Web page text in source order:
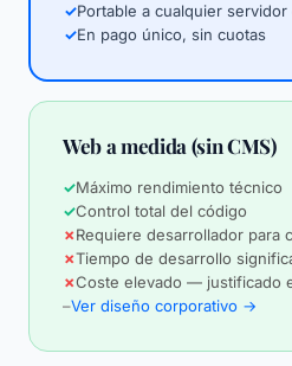
✓Portable a cualquier
✓En pago único, sin cuotas
Web a medida (sin CMS)
✓Máximo rendimiento técnico
✓Control total del código
✗Requiere desarrollador para
✗Tiempo de desarrollo
✗Coste elevado — justificado
–Ver diseño corporativo →